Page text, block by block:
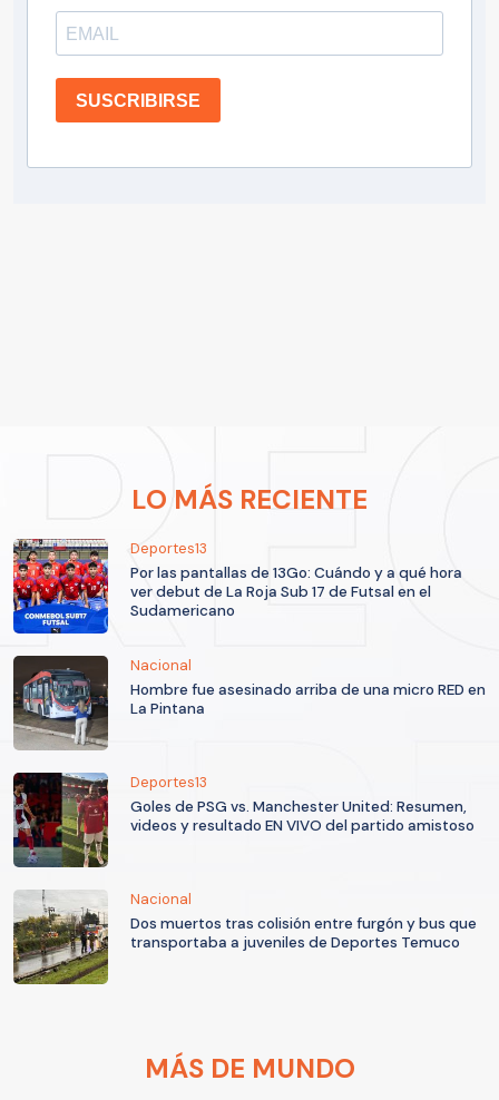
SUSCRIBIRSE
LO MÁS RECIENTE
Deportes13
Por las pantallas de 13Go: Cuándo y a qué hora
ver debut de La Roja Sub 17 de Futsal en el
Sudamericano
Nacional
Hombre fue asesinado arriba de una micro RED en
La Pintana
Deportes13
Goles de PSG vs. Manchester United: Resumen,
videos y resultado EN VIVO del partido amistoso
Nacional
Dos muertos tras colisión entre furgón y bus que
transportaba a juveniles de Deportes Temuco
MÁS DE MUNDO